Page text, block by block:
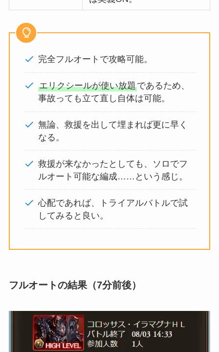
完全フルオートで攻略可能。
エリクシールが使い放題であるため、
事故っても立て直し自体は可能。
無論、救援を出して埋まれば更に早く
なる。
救援が来なかったとしても、ソロでフ
ルオート可能な編成……という感じ。
心配であれば、トライアルバトルで試
してみると良い。
フルオートの結果（7分前後）